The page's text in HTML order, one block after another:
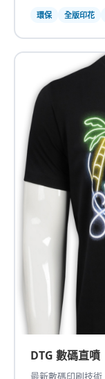
環保 全版印花
DTG 數碼直噴
最新數碼印刷技